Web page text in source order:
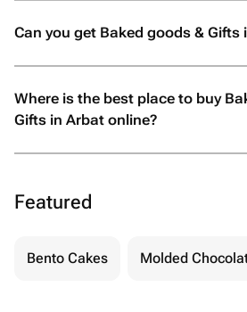
Can you get Baked goods & Gifts
Where is the best place to buy
Gifts in Arbat online?
Featured
Bento Cakes Molded